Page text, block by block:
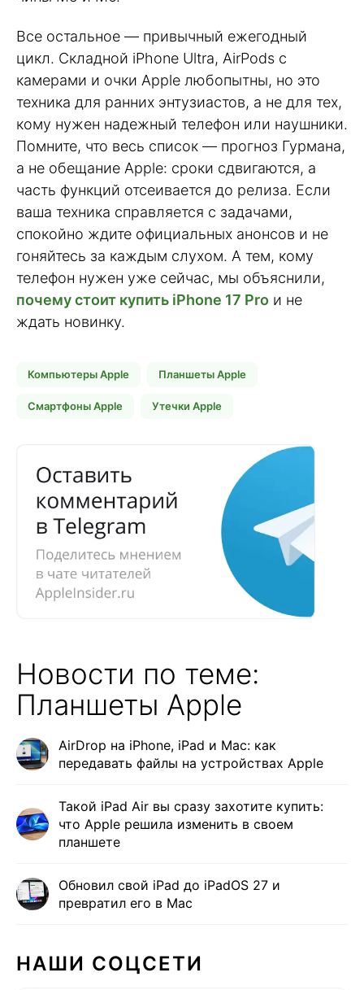
Все остальное — привычный ежегодный
цикл. Складной iPhone Ultra, AirPods с
камерами и очки Apple любопытны, но это
техника для ранних энтузиастов, а не для тех,
кому нужен надежный телефон или наушники.
Помните, что весь список — прогноз Гурмана,
а не обещание Apple: сроки сдвигаются, а
часть функций отсеивается до релиза. Если
ваша техника справляется с задачами,
спокойно ждите официальных анонсов и не
гоняйтесь за каждым слухом. А тем, кому
телефон нужен уже сейчас, мы объяснили,
почему стоит купить iPhone 17 Pro и не
ждать новинку.
Компьютеры Apple Планшеты Apple
Смартфоны Apple Утечки Apple
Новости по теме:
Планшеты Apple
AirDrop на iPhone, iPad и Mac: как
передавать файлы на устройствах Apple
Такой iPad Air вы сразу захотите купить:
что Apple решила изменить в своем
планшете
Обновил свой iPad до iPadOS 27 и
превратил его в Mac
НАШИ СОЦСЕТИ